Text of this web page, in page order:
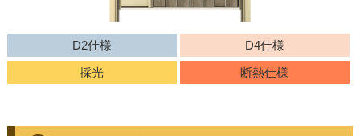
D2仕様
D4仕様
採光
断熱仕様